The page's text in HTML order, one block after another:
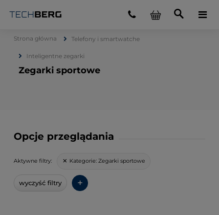
Strona główna Telefony i smartwatche
Inteligentne zegarki
Zegarki sportowe
Opcje przeglądania
Aktywne filtry: Kategorie: Zegarki sportowe
wyczyść filtry +